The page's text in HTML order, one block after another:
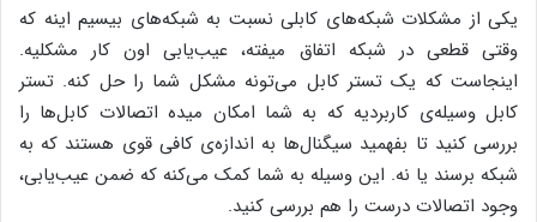
یکی از مشکلات شبکه‌های کابلی نسبت به شبکه‌های بیسیم اینه که
وقتی قطعی در شبکه اتفاق میفته، عیب‌یابی اون کار مشکلیه.
اینجاست که یک تستر کابل می‌تونه مشکل شما را حل کنه. تستر
کابل وسیله‌ی کاربردیه که به شما امکان میده اتصالات کابل‌ها را
بررسی کنید تا بفهمید سیگنال‌ها به اندازه‌ی کافی قوی هستند که به
شبکه برسند یا نه. این وسیله به شما کمک می‌کنه که ضمن عیب‌یابی،
وجود اتصالات درست را هم بررسی کنید.